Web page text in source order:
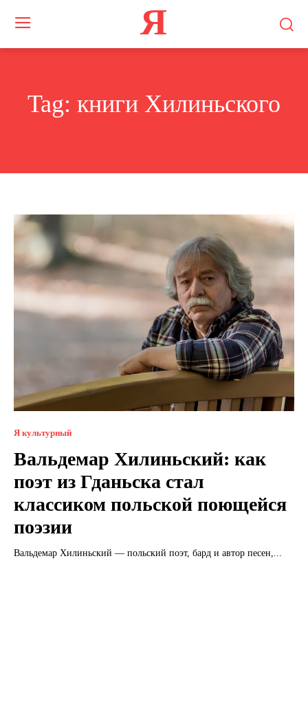
Я
Tag: книги Хилиньского
Я культурный
Вальдемар Хилиньский: как
поэт из Гданьска стал
классиком польской поющейся
поэзии
Вальдемар Хилиньский — польский поэт, бард и автор песен,...